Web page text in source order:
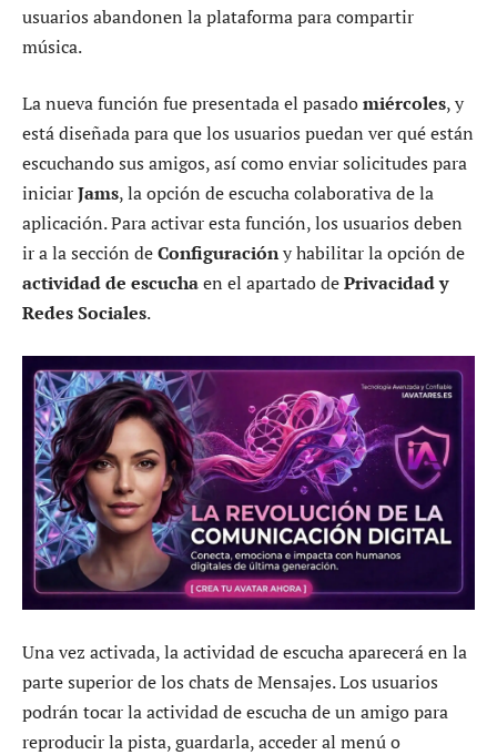
usuarios abandonen la plataforma para compartir
música.
La nueva función fue presentada el pasadomiércoles, y
está diseñada para que los usuarios puedan ver qué están
escuchando sus amigos, así como enviar solicitudes para
iniciarJams, la opción de escucha colaborativa de la
aplicación. Para activar esta función, los usuarios deben
ir a la sección deConfiguracióny habilitar la opción de
actividad de escuchaen el apartado dePrivacidad y
Redes Sociales.
Una vez activada, la actividad de escucha aparecerá en la
parte superior de los chats de Mensajes. Los usuarios
podrán tocar la actividad de escucha de un amigo para
reproducir la pista, guardarla, acceder al menú o